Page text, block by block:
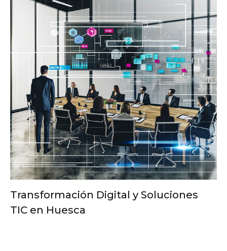
Transformación Digital y Soluciones
TIC en Huesca